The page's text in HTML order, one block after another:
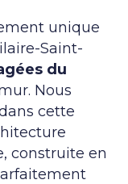
unique
Saint-
du
Nous
cette
construite en